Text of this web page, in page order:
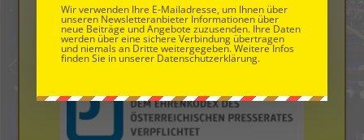
Die Neue Bloggerplattform
Wir verwenden Ihre E-Mailadresse, um Ihnen über
unseren Newsletteranbieter Informationen über
neue Beiträge und Angebote zuzusenden. Ihre Daten
werden über eine sichere Verbindung übertragen
und niemals an Dritte weitergegeben. Weitere Infos
finden Sie in unserer Datenschutzerklärung.